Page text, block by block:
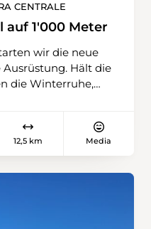
CENTRALE
auf 1'000 Meter
wir die neue
Ausrüstung. Hält die
die Winterruhe,
Wir
Höhenluft (über
12,5 km Media